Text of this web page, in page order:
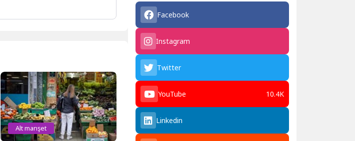
Alt manşet
Facebook
Instagram
Twitter
YouTube 10.4K
Linkedin